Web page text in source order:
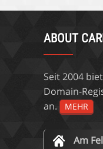
ABOUT
Seit 2004
Domain-
an.
MEHR
Am